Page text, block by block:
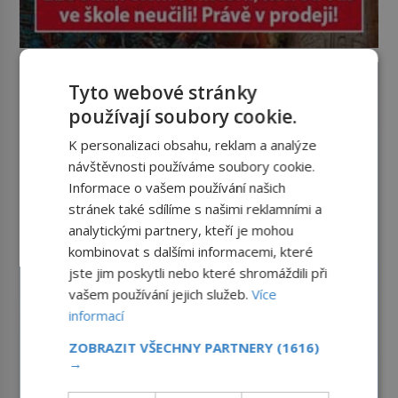
Tyto webové stránky
používají soubory cookie.
K personalizaci obsahu, reklam a analýze
návštěvnosti používáme soubory cookie.
Informace o vašem používání našich
stránek také sdílíme s našimi reklamními a
analytickými partnery, kteří je mohou
kombinovat s dalšími informacemi, které
jste jim poskytli nebo které shromáždili při
vašem používání jejich služeb.Více
informací
ZOBRAZIT VŠECHNY PARTNERY (1616)
→